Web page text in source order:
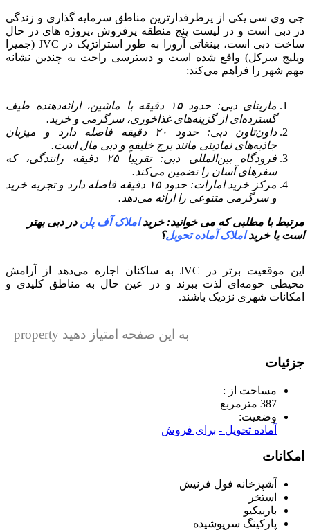
جی وی سی یکی از پرطرفدارترین مناطق سرمایه گذاری و زندگی
در دبی است و در لیست پنج منطقه پرفروش ،پروژه های در حال
ساخت دبی است، بینغاتی آرورا به طور استراتژیک در JVC (جمیرا
ویلیج سرکل) واقع شده است و دسترسی راحت به چندین نشانه
مهم شهر را فراهم می‌کند:
مارینای دبی: حدود ۱۵ دقیقه با ماشین، ارائه‌دهنده طیف
گسترده‌ای از گزینه‌های غذاخوری، سرگرمی و خرید.
داون‌تاون دبی: حدود ۲۰ دقیقه فاصله دارد و میزبان
جاذبه‌های نمادینی مانند برج خلیفه و دبی مال است.
فرودگاه بین‌المللی دبی: تقریباً ۲۵ دقیقه رانندگی، که
سفرهای آسان را تضمین می‌کند.
مرکز خرید امارات: حدود ۱۵ دقیقه فاصله دارد و تجربه خرید
و سرگرمی متنوعی را ارائه می‌دهد.
مرتبط با مطلبی که می خوانید: خریداملاک آف پلن در دبی بهتر
است یا خریداملاک آماده تحویل؟
این موقعیت برتر در JVC به ساکنان اجازه می‌دهد از آرامش
محیطی حومه‌ای لذت ببرند و در عین حال به مناطق کلیدی و
امکانات شهری نزدیک باشند.
به این صفحه امتیاز دهید property
جزئیات
مساحت از :
387 مترمربع
وضعیت:
آماده تحویل - برای فروش
امکانات
آشپزخانه فول فرنیش
استخر
باربیکیو
پارکینگ سرپوشیده